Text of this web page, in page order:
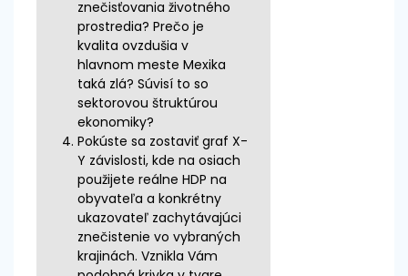
znečisťovania životného
prostredia? Prečo je
kvalita ovzdušia v
hlavnom meste Mexika
taká zlá? Súvisí to so
sektorovou štruktúrou
ekonomiky?
Pokúste sa zostaviť graf X-
Y závislosti, kde na osiach
použijete reálne HDP na
obyvateľa a konkrétny
ukazovateľ zachytávajúci
znečistenie vo vybraných
krajinách. Vznikla Vám